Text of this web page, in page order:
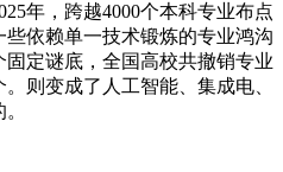
年，跨越4000个本科专业布点
依赖单一技术锻炼的专业鸿沟
定谜底，全国高校共撤销专业
则变成了人工智能、集成电、